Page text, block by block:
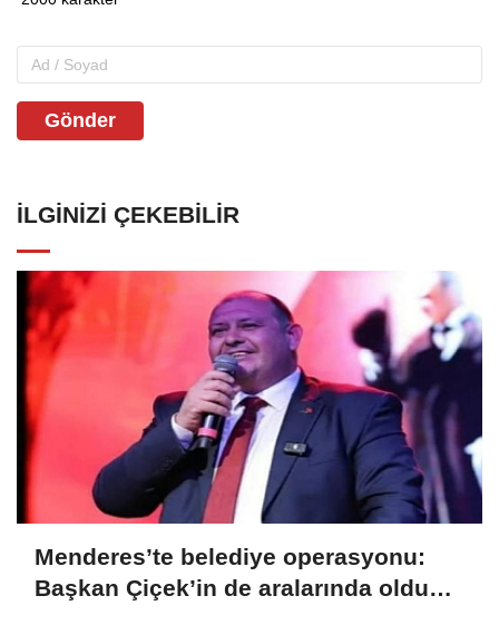
Gönder
İLGINIZI ÇEKEBILIR
Menderes’te belediye operasyonu:
Başkan Çiçek’in de aralarında olduğu